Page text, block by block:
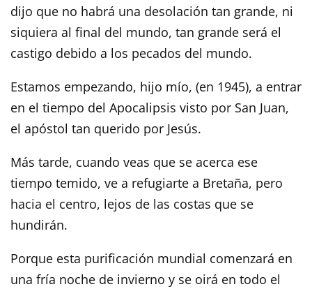
dijo que no habrá una desolación tan grande, ni
siquiera al final del mundo, tan grande será el
castigo debido a los pecados del mundo.
Estamos empezando, hijo mío, (en 1945), a entrar
en el tiempo del Apocalipsis visto por San Juan,
el apóstol tan querido por Jesús.
Más tarde, cuando veas que se acerca ese
tiempo temido, ve a refugiarte a Bretaña, pero
hacia el centro, lejos de las costas que se
hundirán.
Porque esta purificación mundial comenzará en
una fría noche de invierno y se oirá en todo el